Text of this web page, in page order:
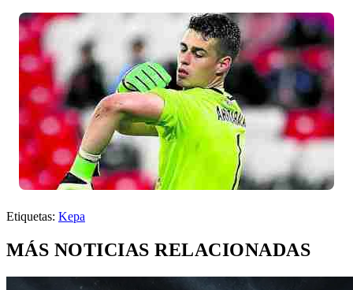
Etiquetas: Kepa
MÁS NOTICIAS RELACIONADAS